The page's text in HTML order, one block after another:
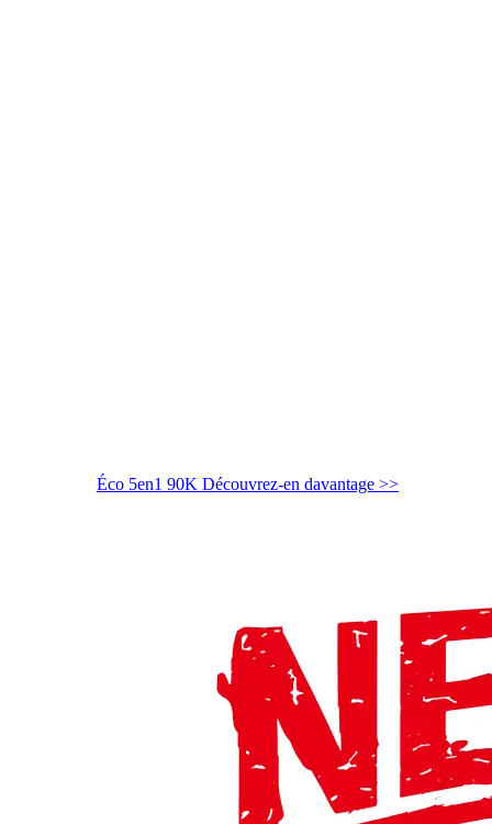
Éco 5en1 90K Découvrez-en davantage >>